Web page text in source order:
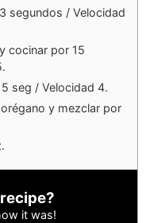
segundos / Velocidad
cocinar por 15
seg / Velocidad 4.
y mezclar por
it was!